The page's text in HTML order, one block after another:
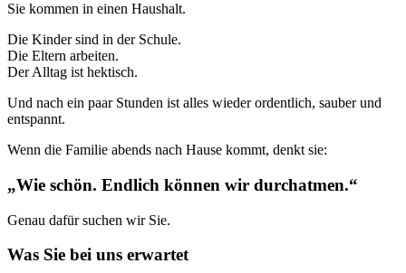
Sie kommen in einen Haushalt.
Die Kinder sind in der Schule.
Die Eltern arbeiten.
Der Alltag ist hektisch.
Und nach ein paar Stunden ist alles wieder ordentlich, sauber und
entspannt.
Wenn die Familie abends nach Hause kommt, denkt sie:
„Wie schön. Endlich können wir durchatmen.“
Genau dafür suchen wir Sie.
Was Sie bei uns erwartet